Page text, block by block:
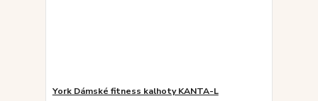
York Dámské fitness kalhoty KANTA-L